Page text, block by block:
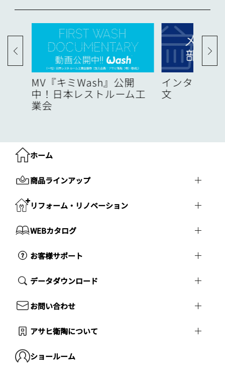
MV『キミWash』公開
中！日本レストルーム工
業会
インターネ
文
ホーム
商品ラインアップ
リフォーム・リノベーション
WEBカタログ
お客様サポート
データダウンロード
お問い合わせ
アサヒ衛陶について
ショールーム